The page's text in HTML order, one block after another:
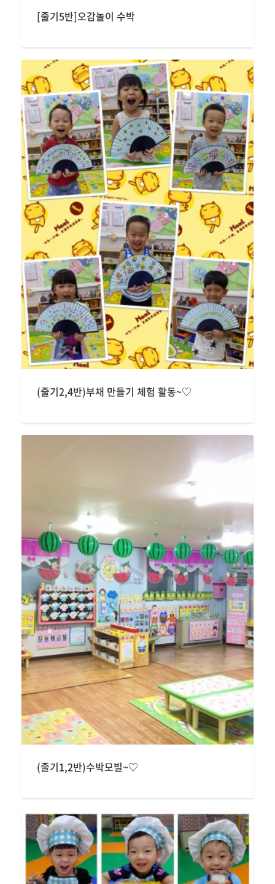
[줄기5반]오감놀이 수박
(줄기2,4반)부채 만들기 체험 활동~♡
(줄기1,2반)수박모빌~♡